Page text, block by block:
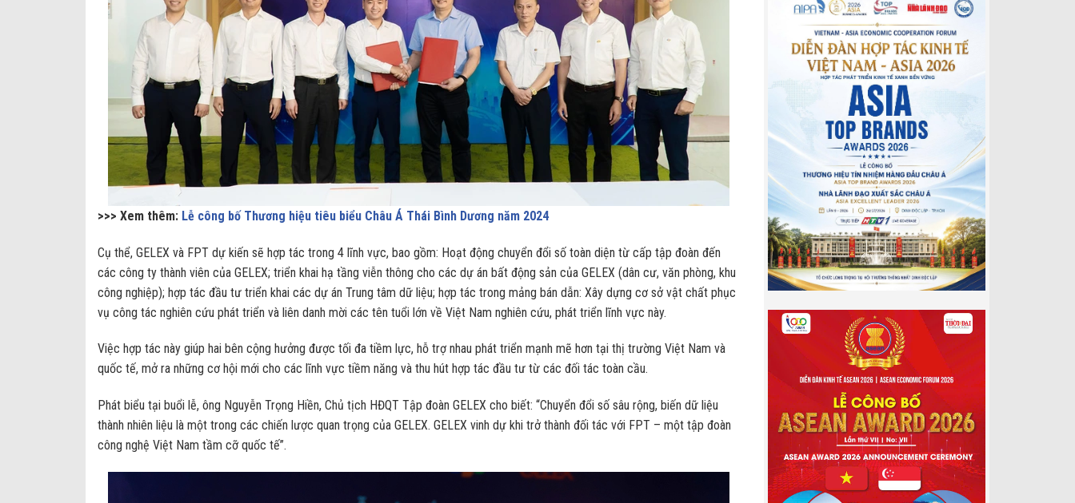
>>> Xem thêm: Lễ công bố Thương hiệu tiêu biểu Châu Á Thái Bình Dương năm 2024
Cụ thể, GELEX và FPT dự kiến sẽ hợp tác trong 4 lĩnh vực, bao gồm: Hoạt động chuyển đổi số toàn diện từ cấp tập đoàn đến
các công ty thành viên của GELEX; triển khai hạ tầng viễn thông cho các dự án bất động sản của GELEX (dân cư, văn phòng, khu
công nghiệp); hợp tác đầu tư triển khai các dự án Trung tâm dữ liệu; hợp tác trong mảng bán dẫn: Xây dựng cơ sở vật chất phục
vụ công tác nghiên cứu phát triển và liên danh mời các tên tuổi lớn về Việt Nam nghiên cứu, phát triển lĩnh vực này.
Việc hợp tác này giúp hai bên cộng hưởng được tối đa tiềm lực, hỗ trợ nhau phát triển mạnh mẽ hơn tại thị trường Việt Nam và
quốc tế, mở ra những cơ hội mới cho các lĩnh vực tiềm năng và thu hút hợp tác đầu tư từ các đối tác toàn cầu.
Phát biểu tại buổi lễ, ông Nguyễn Trọng Hiền, Chủ tịch HĐQT Tập đoàn GELEX cho biết: “Chuyển đổi số sâu rộng, biến dữ liệu
thành nhiên liệu là một trong các chiến lược quan trọng của GELEX. GELEX vinh dự khi trở thành đối tác với FPT – một tập đoàn
công nghệ Việt Nam tầm cỡ quốc tế”.